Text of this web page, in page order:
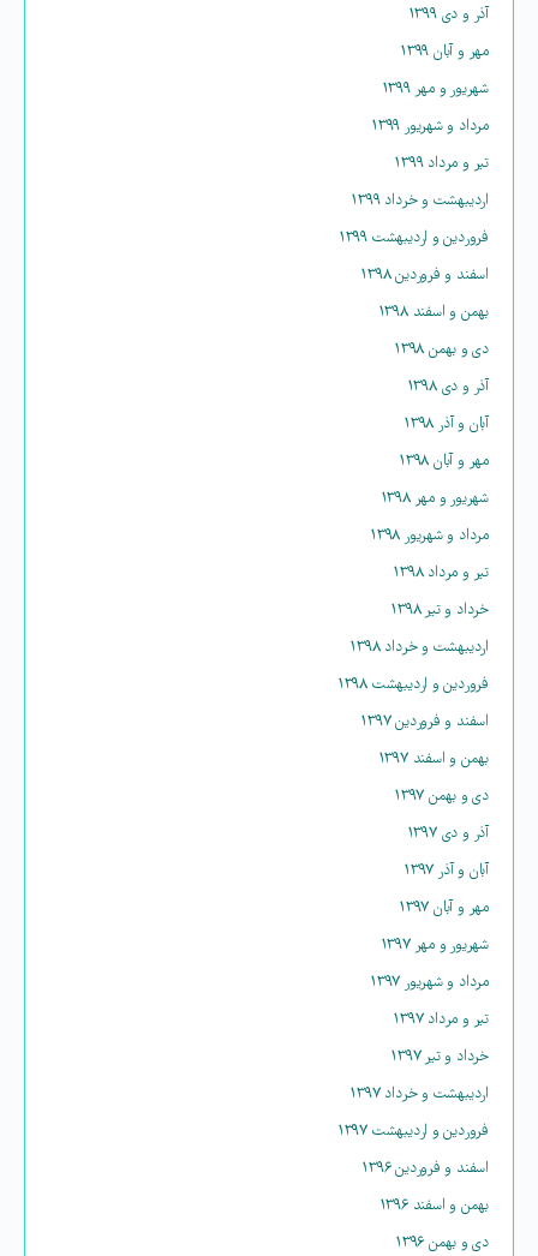
آذر و دی ۱۳۹۹
مهر و آبان ۱۳۹۹
شهریور و مهر ۱۳۹۹
مرداد و شهریور ۱۳۹۹
تیر و مرداد ۱۳۹۹
اردیبهشت و خرداد ۱۳۹۹
فروردین و اردیبهشت ۱۳۹۹
اسفند و فروردین ۱۳۹۸
بهمن و اسفند ۱۳۹۸
دی و بهمن ۱۳۹۸
آذر و دی ۱۳۹۸
آبان و آذر ۱۳۹۸
مهر و آبان ۱۳۹۸
شهریور و مهر ۱۳۹۸
مرداد و شهریور ۱۳۹۸
تیر و مرداد ۱۳۹۸
خرداد و تیر ۱۳۹۸
اردیبهشت و خرداد ۱۳۹۸
فروردین و اردیبهشت ۱۳۹۸
اسفند و فروردین ۱۳۹۷
بهمن و اسفند ۱۳۹۷
دی و بهمن ۱۳۹۷
آذر و دی ۱۳۹۷
آبان و آذر ۱۳۹۷
مهر و آبان ۱۳۹۷
شهریور و مهر ۱۳۹۷
مرداد و شهریور ۱۳۹۷
تیر و مرداد ۱۳۹۷
خرداد و تیر ۱۳۹۷
اردیبهشت و خرداد ۱۳۹۷
فروردین و اردیبهشت ۱۳۹۷
اسفند و فروردین ۱۳۹۶
بهمن و اسفند ۱۳۹۶
دی و بهمن ۱۳۹۶